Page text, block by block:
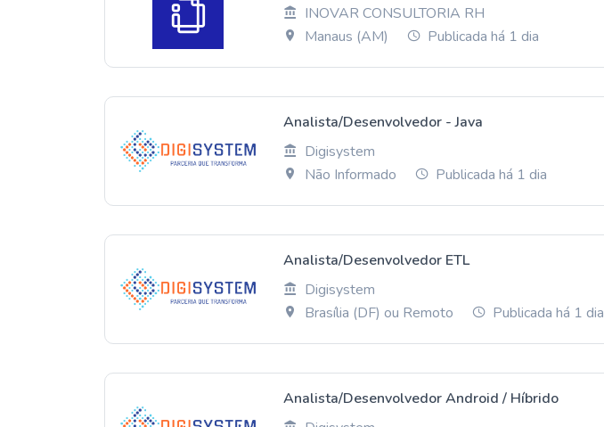
INOVAR CONSULTORIA RH
Manaus (AM)
Publicada há 1 dia
Analista/Desenvolvedor - Java
Digisystem
Não Informado
Publicada há 1 dia
Analista/Desenvolvedor ETL
Digisystem
Brasília (DF) ou Remoto
Publicada há 1 dia
Analista/Desenvolvedor Android / Híbrido